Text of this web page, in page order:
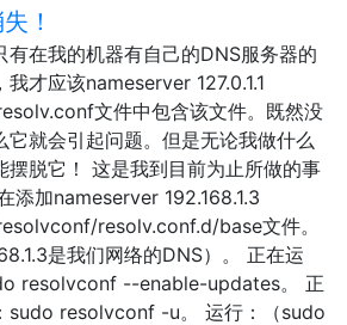
！
有在我的机器有自己的DNS服务器的
我才应该nameserver 127.0.1.1
文件中包含该文件。既然没
它就会引起问题。但是无论我做什么
摆脱它！ 这是我到目前为止所做的事
添加nameserver 192.168.1.3
resolv.conf.d/base文件。
是我们网络的DNS）。 正在运
resolvconf --enable-updates。 正
sudo resolvconf -u。 运行：（sudo